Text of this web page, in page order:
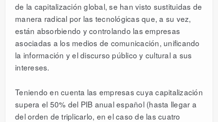
de la capitalización global, se han visto sustituidas de
manera radical por las tecnológicas que, a su vez,
están absorbiendo y controlando las empresas
asociadas a los medios de comunicación, unificando
la información y el discurso público y cultural a sus
intereses.
Teniendo en cuenta las empresas cuya capitalización
supera el 50% del PIB anual español (hasta llegar a
del orden de triplicarlo, en el caso de las cuatro